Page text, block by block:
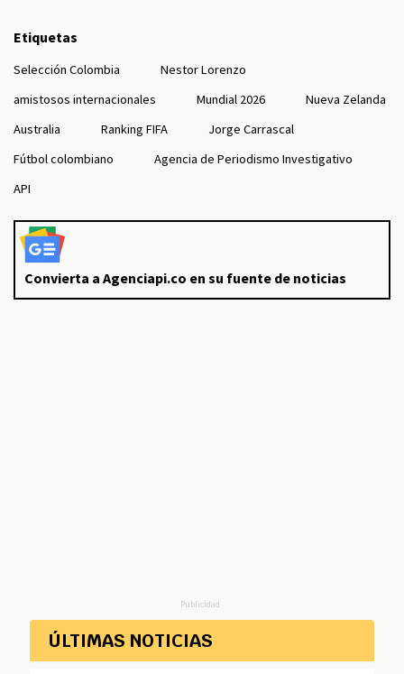
Etiquetas
Selección Colombia
Nestor Lorenzo
amistosos internacionales
Mundial 2026
Nueva Zelanda
Australia
Ranking FIFA
Jorge Carrascal
Fútbol colombiano
Agencia de Periodismo Investigativo
API
Convierta a Agenciapi.co en su fuente de noticias
Publicidad
ÚLTIMAS NOTICIAS